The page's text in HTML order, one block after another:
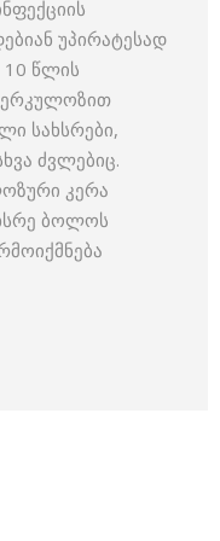
უპირატესად
10 წლის
სახსრები,
ძვლებიც.
კერა
ბოლოს